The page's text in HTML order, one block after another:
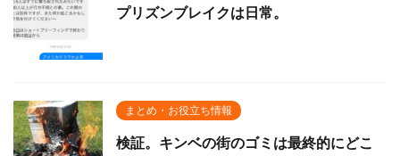
プリズンブレイクは日常。
まとめ・お役立ち情報
検証。キンベの街のゴミは最終的にどこ